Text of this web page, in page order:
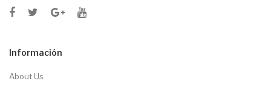
Información
About Us